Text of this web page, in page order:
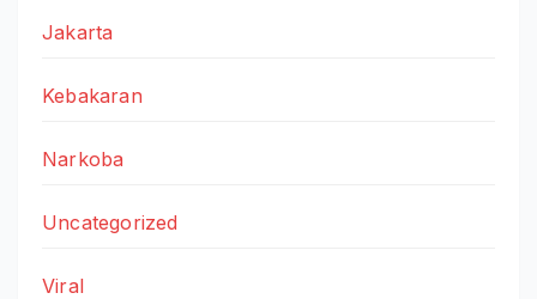
Jakarta
Kebakaran
Narkoba
Uncategorized
Viral